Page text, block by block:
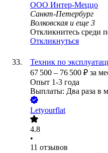
ООО Интер-Меццо
Санкт-Петербург
Волковская и еще 3
Откликнитесь среди
Откликнуться
Техник по
67 500 – 76 500 ₽ за
Опыт 1-3 года
Выплаты: Два раза в
Letyourflat
4.8
•
11 отзывов